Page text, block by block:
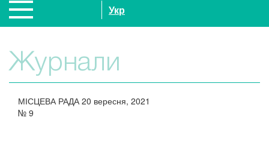
Укр
Журнали
МІСЦЕВА РАДА20 вересня, 2021
№ 9